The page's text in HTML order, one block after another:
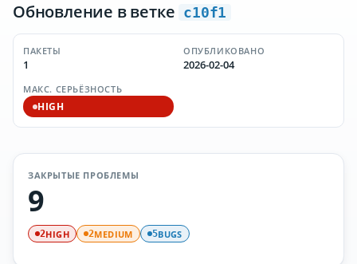
Обновление в ветке c10f1
ПАКЕТЫ
1
ОПУБЛИКОВАНО
2026-02-04
МАКС. СЕРЬЁЗНОСТЬ
HIGH
ЗАКРЫТЫЕ ПРОБЛЕМЫ
9
2HIGH 2MEDIUM 5BUGS